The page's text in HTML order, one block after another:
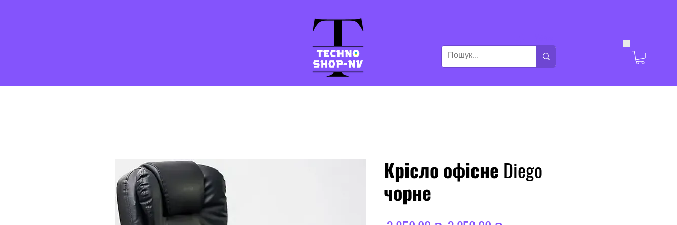
Крісло офісне Diego
чорне